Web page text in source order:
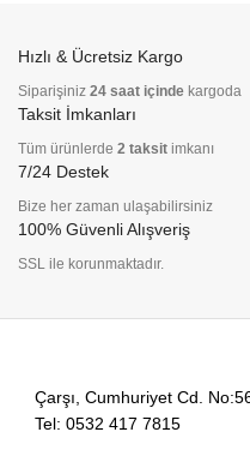
Hızlı & Ücretsiz Kargo
Siparişiniz 24 saat içinde kargoda
Taksit İmkanları
Tüm ürünlerde 2 taksit imkanı
7/24 Destek
Bize her zaman ulaşabilirsiniz
100% Güvenli Alışveriş
SSL ile korunmaktadır.
Çarşı, Cumhuriyet Cd.
Tel: 0532 417 7815